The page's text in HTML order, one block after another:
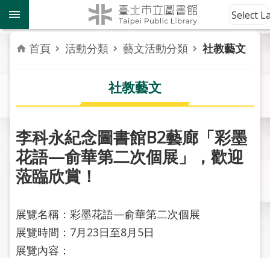
跳到主要內容區塊
到
館
資
訊
者
務
活
動
報
關
於
Select
首頁 活動分類 藝文活動分類 社教藝文
社教藝文
李科永紀念圖書館B2藝廊「彩墨
花語—俞華第二次個展」，歡迎
蒞臨欣賞！
展覽名稱：彩墨花語—俞華第二次個展
展覽時間：7月23日至8月5日
展覽內容：